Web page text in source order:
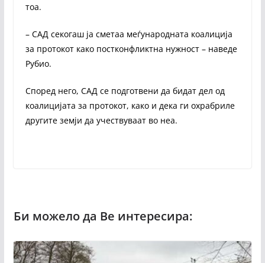
тоа.
– САД секогаш ја сметаа меѓународната коалиција
за протокот како постконфликтна нужност – наведе
Рубио.
Според него, САД се подготвени да бидат дел од
коалицијата за протокот, како и дека ги охрабриле
другите земји да учествуваат во неа.